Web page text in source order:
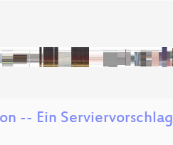
-- Ein Serviervorschlag